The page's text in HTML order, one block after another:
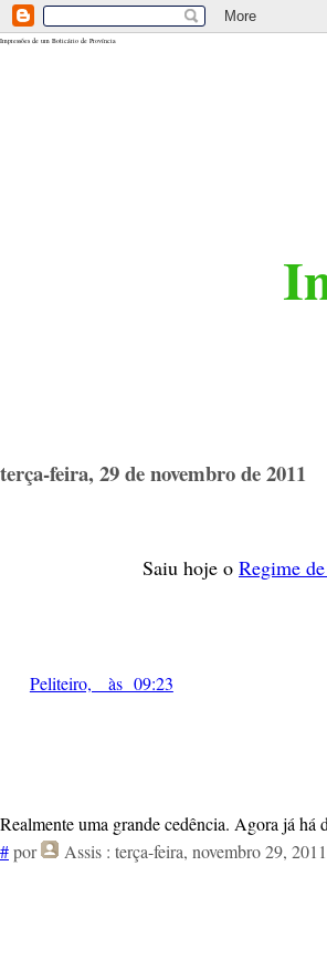
<$BlogRSDUrl$>
Impressões de um Boticário de Província
terça-feira, 29 de novembro de 2011
Saiu hoje o Regime
Peliteiro, às 09:23
Realmente uma grande cedência. Agora já há
#por Assis : terça-feira, novembro 29, 2011